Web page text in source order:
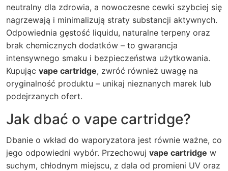
neutralny dla zdrowia, a nowoczesne cewki szybciej się
nagrzewają i minimalizują straty substancji aktywnych.
Odpowiednia gęstość liquidu, naturalne terpeny oraz
brak chemicznych dodatków – to gwarancja
intensywnego smaku i bezpieczeństwa użytkowania.
Kupując vape cartridge, zwróć również uwagę na
oryginalność produktu – unikaj nieznanych marek lub
podejrzanych ofert.
Jak dbać o vape cartridge?
Dbanie o wkład do waporyzatora jest równie ważne, co
jego odpowiedni wybór. Przechowuj vape cartridge w
suchym, chłodnym miejscu, z dala od promieni UV oraz